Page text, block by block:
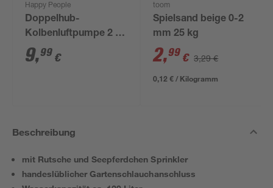
Happy People
Doppelhub-
Kolbenluftpumpe 2 x
2100 cm³
9,99 €
toom
Spielsand beige 0-2
mm 25 kg
2,99 € 3,29 €
0,12 € / Kilogramm
Beschreibung
mit Rutsche und Seepferdchen Sprinkler
handeslüblicher Gartenschlauchanschluss